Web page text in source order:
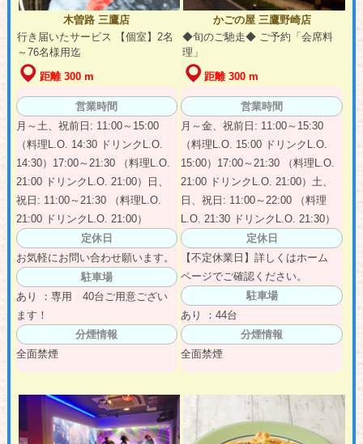
木曽路 三鷹店
行き届いたサービス 【個室】2名
～76名様用迄
距離 300 m
営業時間
月～土、祝前日: 11:00～15:00
（料理L.O. 14:30 ドリンクL.O.
14:30）17:00～21:30 （料理L.O.
21:00 ドリンクL.O. 21:00）日、
祝日: 11:00～21:30 （料理L.O.
21:00 ドリンクL.O. 21:00）
定休日
お気軽にお問い合わせ願います。
駐車場
あり ：専用 40台ご用意ござい
ます！
分煙情報
全面禁煙
かごの屋 三鷹野崎店
◆旬のご馳走◆ ご予約「会席料
理」
距離 300 m
営業時間
月～金、祝前日: 11:00～15:30
（料理L.O. 15:00 ドリンクL.O.
15:00）17:00～21:30 （料理L.O.
21:00 ドリンクL.O. 21:00）土、
日、祝日: 11:00～22:00 （料理
L.O. 21:30 ドリンクL.O. 21:30）
定休日
【不定休業日】詳しくはホーム
ページでご確認ください。
駐車場
あり ：44台
分煙情報
全面禁煙